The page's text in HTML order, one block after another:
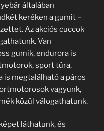
általában
keréken a gumit –
Az akciós cuccok
Van
gumik, endurora is
sport túra,
is megtalálható a páros
vagyunk,
közül válogathatunk.
láthatunk, és